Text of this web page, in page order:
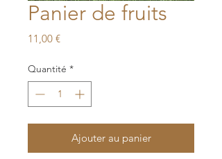
Panier de fruits
11,00 €Prix
Quantité *
Ajouter au panier